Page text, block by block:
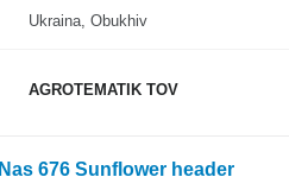
Ukraina, Obukhiv
AGROTEMATIK TOV
Nas 676 Sunflower header